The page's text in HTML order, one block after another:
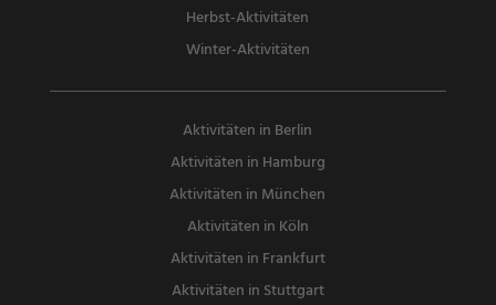
Herbst-Aktivitäten
Winter-Aktivitäten
Aktivitäten in Berlin
Aktivitäten in Hamburg
Aktivitäten in München
Aktivitäten in Köln
Aktivitäten in Frankfurt
Aktivitäten in Stuttgart